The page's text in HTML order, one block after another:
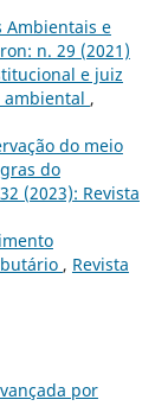
Ambientais e
n. 29 (2021)
e juiz
ambiental ,
do meio
do
(2023): Revista
, Revista
por